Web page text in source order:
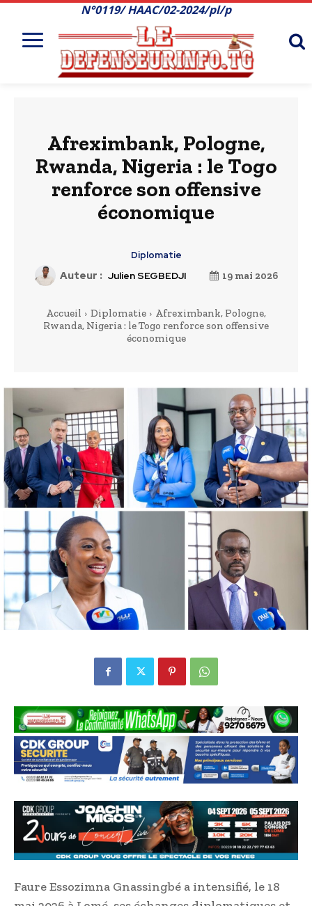
N°0119/ HAAC/02-2024/pl/p
Afreximbank, Pologne,
Rwanda, Nigeria : le Togo
renforce son offensive
économique
Diplomatie
Auteur : Julien SEGBEDJI 19 mai 2026
Accueil Diplomatie
Afreximbank, Pologne,
Rwanda, Nigeria : le Togo renforce son offensive
économique
Faure Essozimna Gnassingbé a intensifié, le 18